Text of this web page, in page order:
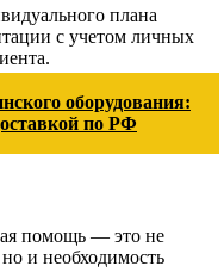
плана
с учетом личных
оборудования:
по РФ
помощь — это не
и необходимость